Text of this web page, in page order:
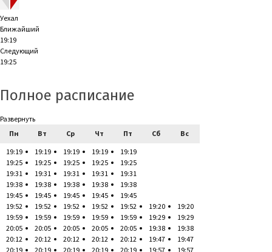
Уехал
Ближайший
19:19
Следующий
19:25
Полное расписание
Развернуть
Пн
Вт Ср Чт Пт Сб
Вс
19:19
19:25
19:31
19:38
19:45
19:52
19:59
20:05
20:12
20:19
19:19
19:25
19:31
19:38
19:45
19:52
19:59
20:05
20:12
20:19
19:19
19:25
19:31
19:38
19:45
19:52
19:59
20:05
20:12
20:19
19:19
19:25
19:31
19:38
19:45
19:52
19:59
20:05
20:12
20:19
19:19
19:25
19:31
19:38
19:45
19:52
19:59
20:05
20:12
20:19
19:20
19:29
19:38
19:47
19:57
19:20
19:29
19:38
19:47
19:57